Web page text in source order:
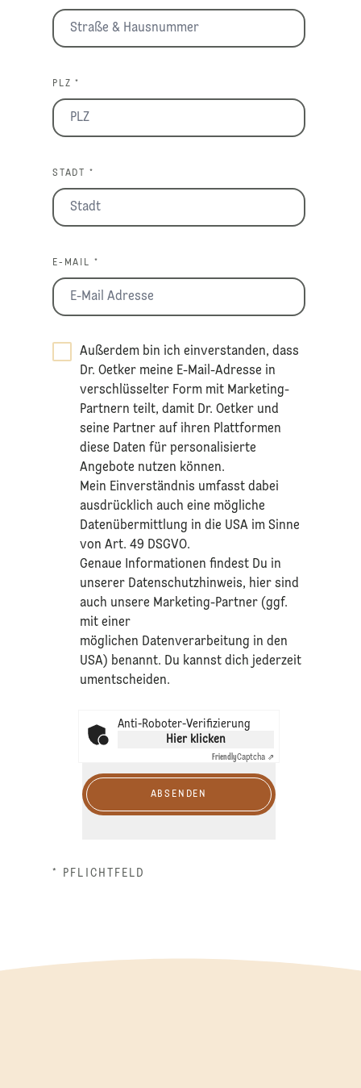
PLZ *
STADT *
E-MAIL *
Außerdem bin ich einverstanden, dass
Dr. Oetker meine E-Mail-Adresse in
verschlüsselter Form mit Marketing-
Partnern teilt, damit Dr. Oetker und
seine Partner auf ihren Plattformen
diese Daten für personalisierte
Angebote nutzen können.
Mein Einverständnis umfasst dabei
ausdrücklich auch eine mögliche
Datenübermittlung in die USA im Sinne
von Art. 49 DSGVO.​
​Genaue Informationen findest Du in
unserer Datenschutzhinweis, hier sind
auch unsere Marketing-Partner (ggf.
mit einer
möglichen Datenverarbeitung in den
USA) benannt. Du kannst dich jederzeit
umentscheiden.
Anti-Roboter-Verifizierung
Hier klicken
FriendlyCaptcha ⇗
ABSENDEN
* PFLICHTFELD